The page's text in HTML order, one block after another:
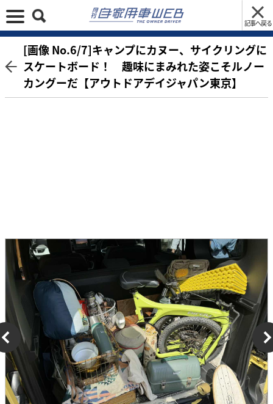
記事へ戻る
[画像 No.6/7]キャンプにカヌー、サイクリングに
スケートボード！ 趣味にまみれた姿こそルノー
カングーだ【アウトドアデイジャパン東京】